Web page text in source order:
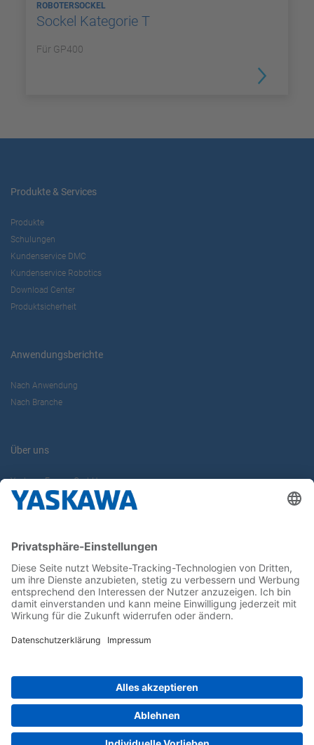
ROBOTERSOCKEL
Sockel Kategorie T
Für GP400
Produkte & Services
Produkte
Schulungen
Kundenservice DMC
Kundenservice Robotics
Download Center
Produktsicherheit
Anwendungsberichte
Nach Anwendung
Nach Branche
Über uns
Yaskawa Europe GmbH
Karriere
Newsletter
Follow us on...
Home Impressum Privacy Cookie Choices